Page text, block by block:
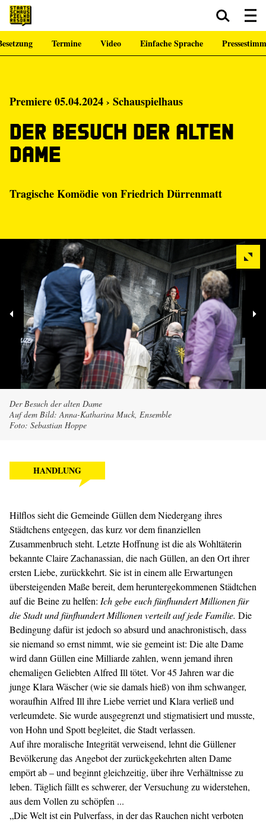
Zum Hauptinhalt springen Zum Footer springen
Termine Video Einfache Sprache
Premiere 05.04.2024 › Schauspielhaus
Der Besuch der alten
Dame
Tragische Komödie von Friedrich Dürrenmatt
Der Besuch der alten Dame
Auf dem Bild: Anna-Katharina Muck, Ensemble
Foto: Sebastian Hoppe
HANDLUNG
Hilflos sieht die Gemeinde Güllen dem Niedergang ihres
Städtchens entgegen, das kurz vor dem finanziellen
Zusammenbruch steht. Letzte Hoffnung ist die als Wohltäterin
bekannte Claire Zachanassian, die nach Güllen, an den Ort ihrer
ersten Liebe, zurückkehrt. Sie ist in einem alle Erwartungen
übersteigenden Maße bereit, dem heruntergekommenen Städtchen
auf die Beine zu helfen: Ich gebe euch fünfhundert Millionen für
die Stadt und fünfhundert Millionen verteilt auf jede Familie. Die
Bedingung dafür ist jedoch so absurd und anachronistisch, dass
sie niemand so ernst nimmt, wie sie gemeint ist: Die alte Dame
wird dann Güllen eine Milliarde zahlen, wenn jemand ihren
ehemaligen Geliebten Alfred Ill tötet. Vor 45 Jahren war die
junge Klara Wäscher (wie sie damals hieß) von ihm schwanger,
woraufhin Alfred Ill ihre Liebe verriet und Klara verließ und
verleumdete. Sie wurde ausgegrenzt und stigmatisiert und musste,
von Hohn und Spott begleitet, die Stadt verlassen.
Auf ihre moralische Integrität verweisend, lehnt die Güllener
Bevölkerung das Angebot der zurückgekehrten alten Dame
empört ab – und beginnt gleichzeitig, über ihre Verhältnisse zu
leben. Täglich fällt es schwerer, der Versuchung zu widerstehen,
aus dem Vollen zu schöpfen ...
„Die Welt ist ein Pulverfass, in der das Rauchen nicht verboten